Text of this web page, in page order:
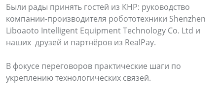
Были рады принять гостей из КНР: руководство
компании-производителя робототехники Shenzhen
Liboaoto Intelligent Equipment Technology Co. Ltd и
наших друзей и партнёров из RealPay.
В фокусе переговоров практические шаги по
укреплению технологических связей.